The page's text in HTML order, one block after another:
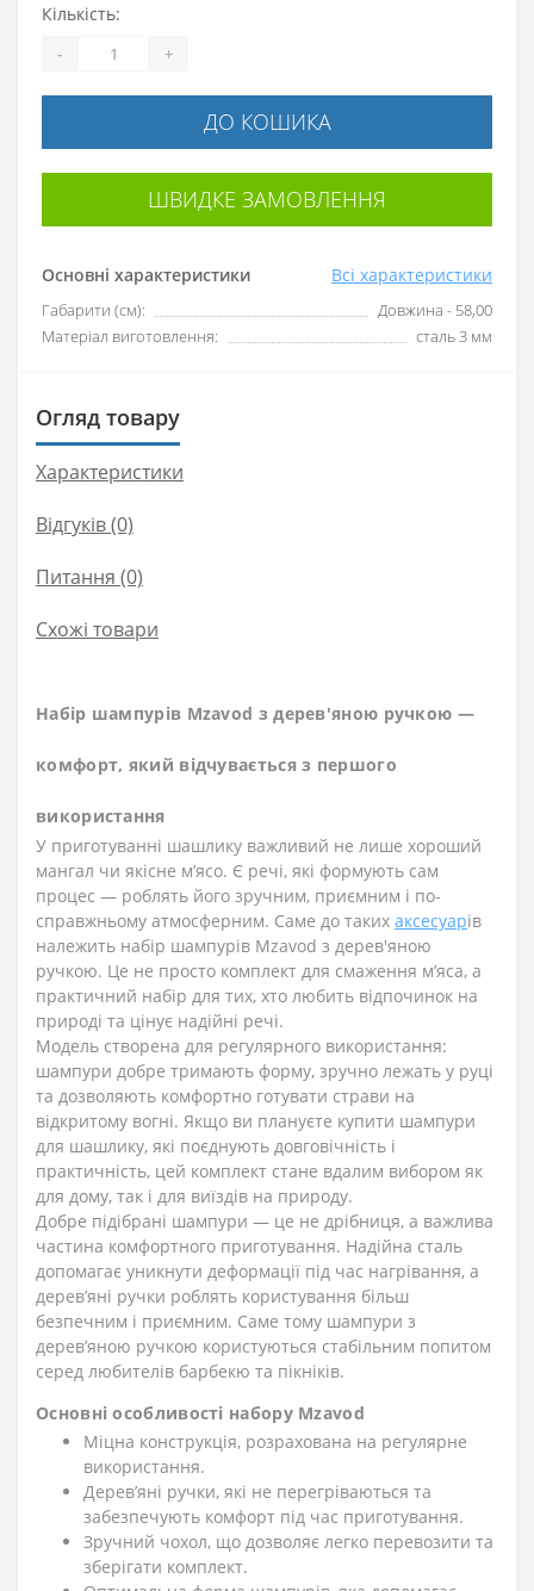
Основні характеристики Всі характеристики
Габарити (см):
Довжина - 58,00
Матеріал виготовлення:
сталь 3 мм
Кількість:
- +
ДО КОШИКА
ШВИДКЕ ЗАМОВЛЕННЯ
Огляд товару
Характеристики
Відгуків (0)
Питання (0)
Схожі товари
Набір шампурів Mzavod з дерев'яною ручкою —
комфорт, який відчувається з першого
використання
У приготуванні шашлику важливий не лише хороший
мангал чи якісне м’ясо. Є речі, які формують сам
процес — роблять його зручним, приємним і по-
справжньому атмосферним. Саме до таких аксесуарів
належить набір шампурів Mzavod з дерев'яною
ручкою. Це не просто комплект для смаження м’яса, а
практичний набір для тих, хто любить відпочинок на
природі та цінує надійні речі.
Модель створена для регулярного використання:
шампури добре тримають форму, зручно лежать у руці
та дозволяють комфортно готувати страви на
відкритому вогні. Якщо ви плануєте купити шампури
для шашлику, які поєднують довговічність і
практичність, цей комплект стане вдалим вибором як
для дому, так і для виїздів на природу.
Добре підібрані шампури — це не дрібниця, а важлива
частина комфортного приготування. Надійна сталь
допомагає уникнути деформації під час нагрівання, а
дерев’яні ручки роблять користування більш
безпечним і приємним. Саме тому шампури з
дерев’яною ручкою користуються стабільним попитом
серед любителів барбекю та пікніків.
Основні особливості набору Mzavod
Міцна конструкція, розрахована на регулярне
використання.
Дерев’яні ручки, які не перегріваються та
забезпечують комфорт під час приготування.
Зручний чохол, що дозволяє легко перевозити та
зберігати комплект.